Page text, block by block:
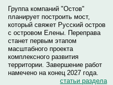
Группа компаний "Остов"
планирует построить мост,
который свяжет Русский остров
с островом Елены. Переправа
станет первым этапом
масштабного проекта
комплексного развития
территории. Завершение работ
намечено на конец 2027 года.
статьи раздела